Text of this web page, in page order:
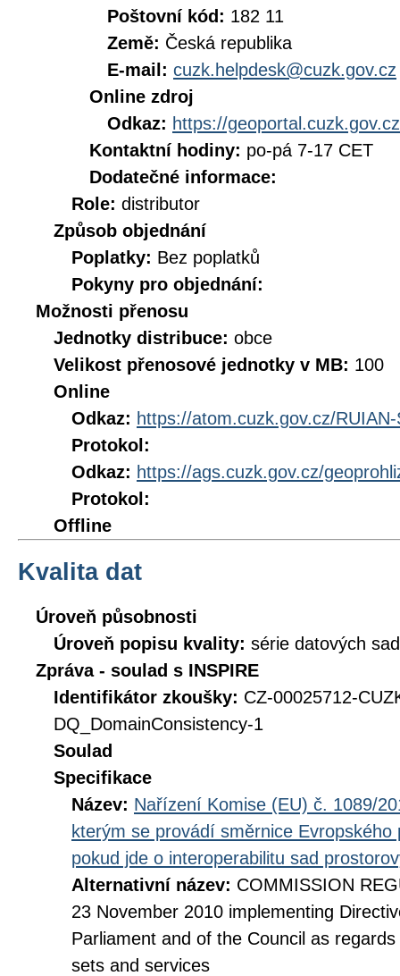
Poštovní kód: 182 11
Země: Česká republika
E-mail: cuzk.helpdesk@cuzk.gov.cz
Online zdroj
Odkaz: https://geoportal.cuzk.gov.cz
Kontaktní hodiny: po-pá 7-17 CET
Dodatečné informace:
Role: distributor
Způsob objednání
Poplatky: Bez poplatků
Pokyny pro objednání:
Možnosti přenosu
Jednotky distribuce: obce
Velikost přenosové jednotky v MB: 100
Online
Odkaz: https://atom.cuzk.gov.cz/
Protokol:
Odkaz: https://ags.cuzk.gov.cz/
Protokol:
Offline
Kvalita dat
Úroveň působnosti
Úroveň popisu kvality: série datových sad
Zpráva - soulad s INSPIRE
Identifikátor zkoušky: CZ-00025712-
DQ_DomainConsistency-1
Soulad
Specifikace
Název: Nařízení Komise (EU) č. 1089/
kterým se provádí směrnice
pokud jde o interoperabilitu sad
Alternativní název: COMMISSION
23 November 2010 implementing
Parliament and of the Council as
sets and services